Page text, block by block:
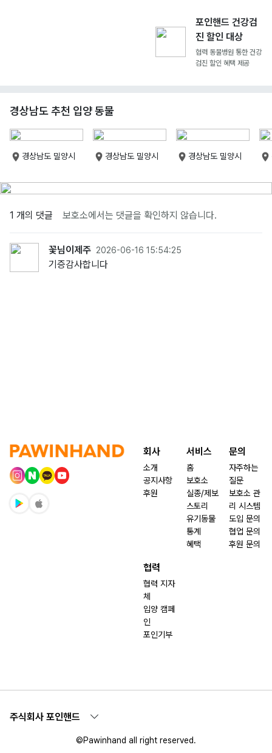
포인핸드 건강검
진 할인 대상
협력 동물병원 통한 건강
검진 할인 혜택 제공
경상남도 추천 입양 동물
경상남도 밀양시 경상남도 밀양시 경상남도 밀양시
1 개의 댓글 보호소에서는 댓글을 확인하지 않습니다.
꽃님이제주 2026-06-16 15:54:25
기증감사합니다
회사
소개
공지사항
후원
서비스
홈
보호소
실종/제보
스토리
유기동물
통계
혜택
문의
자주하는
질문
보호소 관
리 시스템
도입 문의
협업 문의
후원 문의
협력
협력 지자
체
입양 캠페
인
포인기부
주식회사 포인핸드
©Pawinhand all right reserved.